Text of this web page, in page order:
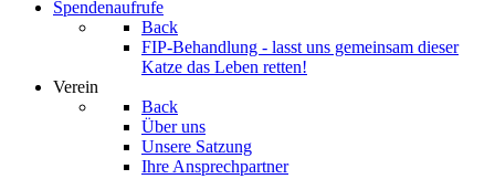
Spendenaufrufe
Back
FIP-Behandlung - lasst uns gemeinsam dieser
Katze das Leben retten!
Verein
Back
Über uns
Unsere Satzung
Ihre Ansprechpartner